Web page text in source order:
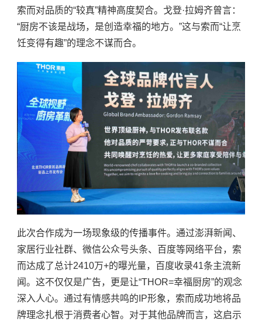
索而对品质的“较真”精神高度契合。戈登·拉姆齐曾言：
“厨房不该是战场，是创造幸福的地方。”这与索而“让烹
饪变得有趣”的理念不谋而合。
此次合作成为一场现象级的传播事件。通过澎湃新闻、
家居行业社群、微信公众号头条、百度等网络平台，索
而达成了总计2410万+的曝光量，百度收录41条主流新
闻。这不仅仅是广告，更是让“THOR=幸福厨房”的观念
深入人心。通过有情感共鸣的IP形象，索而成功地将品
牌理念扎根于消费者心智。对于其他品牌而言，这启示